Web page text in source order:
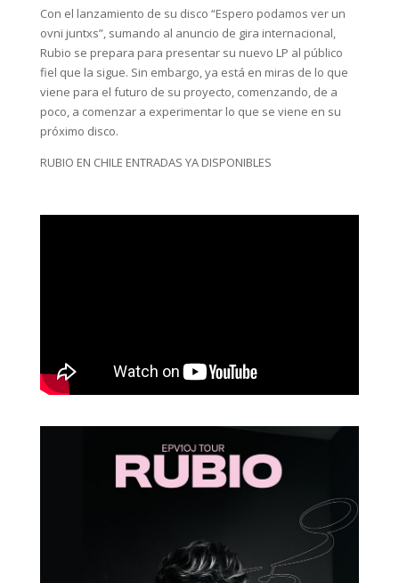
Con el lanzamiento de su disco “Espero podamos ver un
ovni juntxs”, sumando al anuncio de gira internacional,
Rubio se prepara para presentar su nuevo LP al público
fiel que la sigue. Sin embargo, ya está en miras de lo que
viene para el futuro de su proyecto, comenzando, de a
poco, a comenzar a experimentar lo que se viene en su
próximo disco.
RUBIO EN CHILE ENTRADAS YA DISPONIBLES